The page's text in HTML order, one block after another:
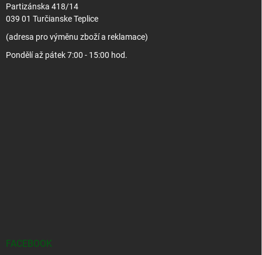
Partizánska 418/14
039 01 Turčianske Teplice
(adresa pro výměnu zboží a reklamace)
Pondělí až pátek 7:00 - 15:00 hod.
FACEBOOK